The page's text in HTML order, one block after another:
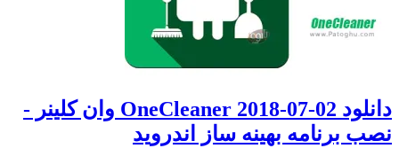
دانلود OneCleaner 2018-07-02 وان کلینر -
نصب برنامه بهینه ساز اندروید